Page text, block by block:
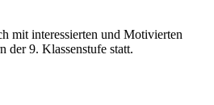
mit interessierten und Motivierten
der 9. Klassenstufe statt.